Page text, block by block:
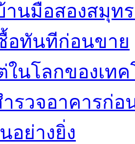
านมือสองสมุท
อทันทีก่อนขาย
นโลกของเทค
รวจอาคารก่อ
อย่างยิ่ง